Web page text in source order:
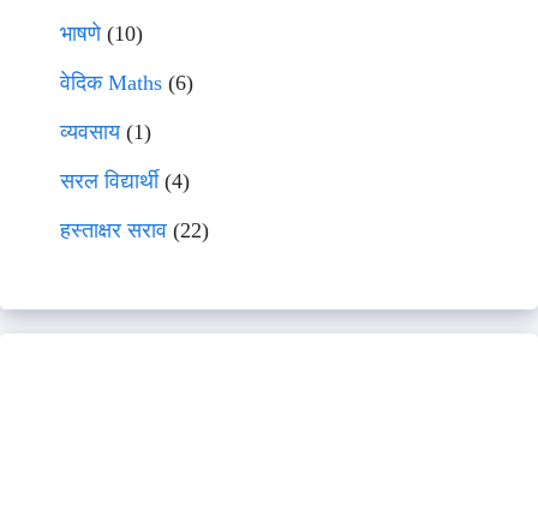
भाषणे(10)
वेदिक Maths (6)
व्यवसाय(1)
सरल विद्यार्थी(4)
हस्ताक्षर सराव (22)